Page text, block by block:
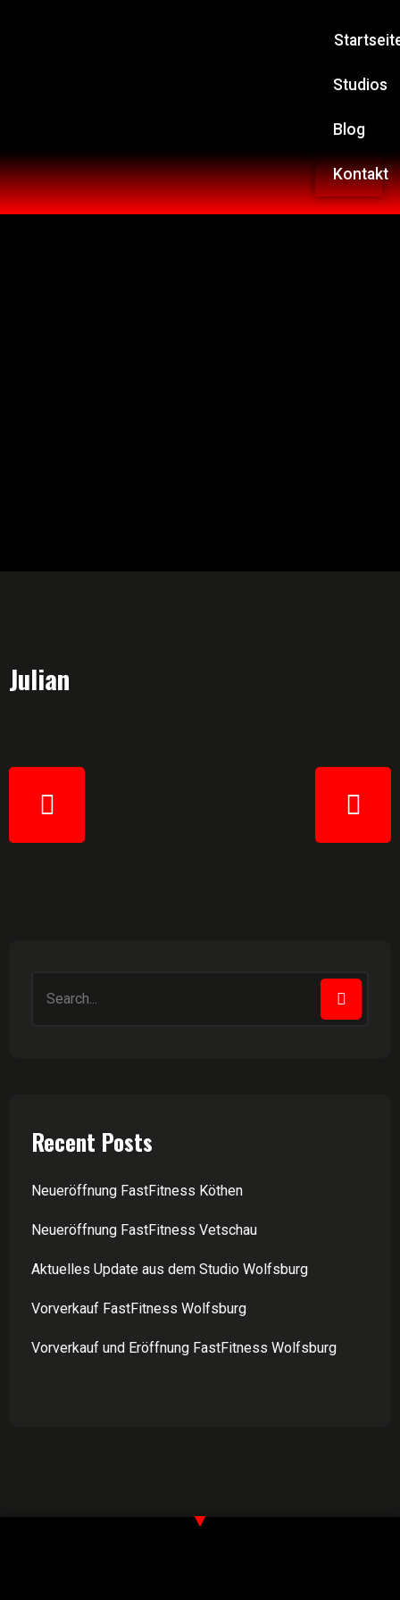
Studios
Blog
Kontakt
Julian
Recent Posts
Neueröffnung FastFitness Köthen
Neueröffnung FastFitness Vetschau
Aktuelles Update aus dem Studio Wolfsburg
Vorverkauf FastFitness Wolfsburg
Vorverkauf und Eröffnung FastFitness Wolfsburg